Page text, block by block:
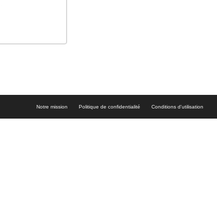
Notre mission Politique de confidentialité Conditions d'utilisation